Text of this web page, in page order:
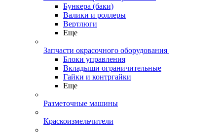
Бункера (баки)
Валики и роллеры
Вертлюги
Еще
Запчасти окрасочного оборудования
Блоки управления
Вкладыши ограничительные
Гайки и контргайки
Еще
Разметочные машины
Краскоизмельчители